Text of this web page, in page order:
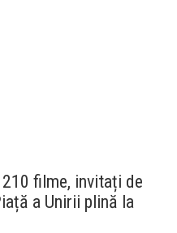
filme, invitați de
a Unirii plină la